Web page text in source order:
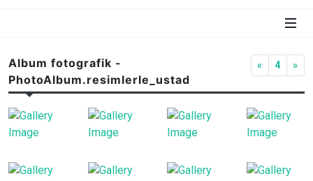
Album fotografik -
PhotoAlbum.resimlerle_ustad
« 4 »